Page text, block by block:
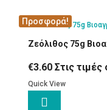
Ζεόλιθος 75g
€3.60 Στις
Quick View

Προσφορά!